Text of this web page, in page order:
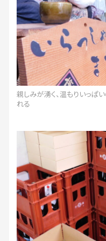
親しみが湧く、温もりいっぱ
れる